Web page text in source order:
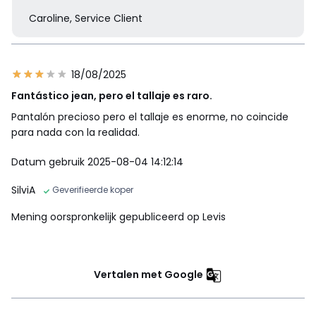
Caroline, Service Client
18/08/2025
Fantástico jean, pero el tallaje es raro.
Pantalón precioso pero el tallaje es enorme, no coincide
para nada con la realidad.
Datum gebruik 2025-08-04 14:12:14
SilviA
Geverifieerde koper
Mening oorspronkelijk gepubliceerd op Levis
Vertalen met Google